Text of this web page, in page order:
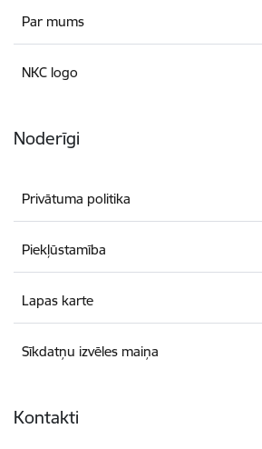
Par mums
NKC logo
Noderīgi
Privātuma politika
Piekļūstamība
Lapas karte
Sīkdatņu izvēles maiņa
Kontakti